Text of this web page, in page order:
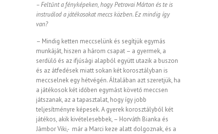
– Feltűnt a fényképeken, hogy Petrovai Márton és te is
instruálod a játékosokat meccs közben. Ez mindig így
van?
– Mindig ketten meccselünk és segítjük egymás
munkáját, hiszen a három csapat – a gyermek, a
serdülő és az ifjúsági alapból együtt utazik a buszon
és az átfedések miatt sokan két korosztályban is
meccselnek egy hétvégén. Általában azt szeretjük, ha
a játékosok két időben egymást követő meccsen
játszanak, az a tapasztalat, hogy így jobb
teljesítményre képesek. A gyerek korosztályból két
játékos, akik kivételesebbek, – Horváth Bianka és
Jámbor Viki,- már a Marci keze alatt dolgoznak, és a